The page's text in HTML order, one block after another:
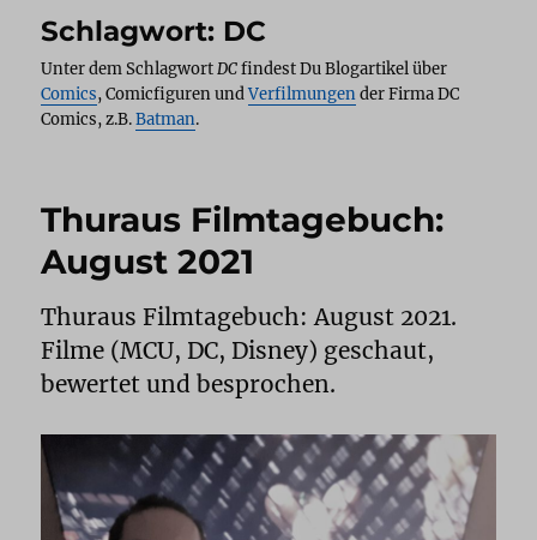
Schlagwort: DC
Unter dem SchlagwortDCfindest Du Blogartikel über
Comics, Comicfiguren undVerfilmungender Firma DC
Comics, z.B.Batman.
Thuraus Filmtagebuch:
August 2021
Thuraus Filmtagebuch: August 2021.
Filme (MCU, DC, Disney) geschaut,
bewertet und besprochen.